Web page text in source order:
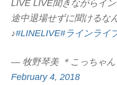
LIVE LIVE聞きながらイ
途中退場せずに聞けるな
♪#LINELIVE#ラインライ
— 牧野琴美 ＊こっちゃん
February 4, 2018